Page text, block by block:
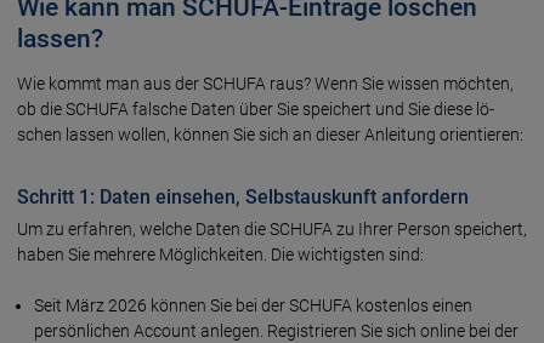
Wie kann man SCHUFA-Einträge löschen
lassen?
Wie kommt man aus der SCHUFA raus? Wenn Sie wissen möch­ten,
ob die SCHUFA fal­sche Da­ten über Sie spei­chert und Sie diese lö­
schen lassen wollen, können Sie sich an dieser An­lei­tung orientieren:
Schritt 1: Daten einsehen, Selbstauskunft anfordern
Um zu erfahren, welche Daten die SCHUFA zu Ihrer Per­son spei­chert,
haben Sie mehrere Möglichkeiten. Die wichtigsten sind:
Seit März 2026 können Sie bei der SCHUFA kostenlos einen
persön­lichen Account anlegen. Registrieren Sie sich online bei der